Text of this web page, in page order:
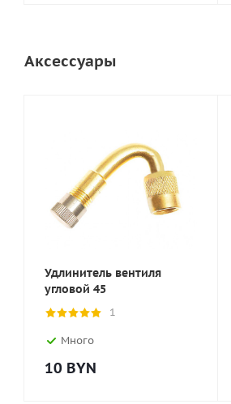
Аксессуары
Удлинитель вентиля
угловой 45
1
Много
10 BYN